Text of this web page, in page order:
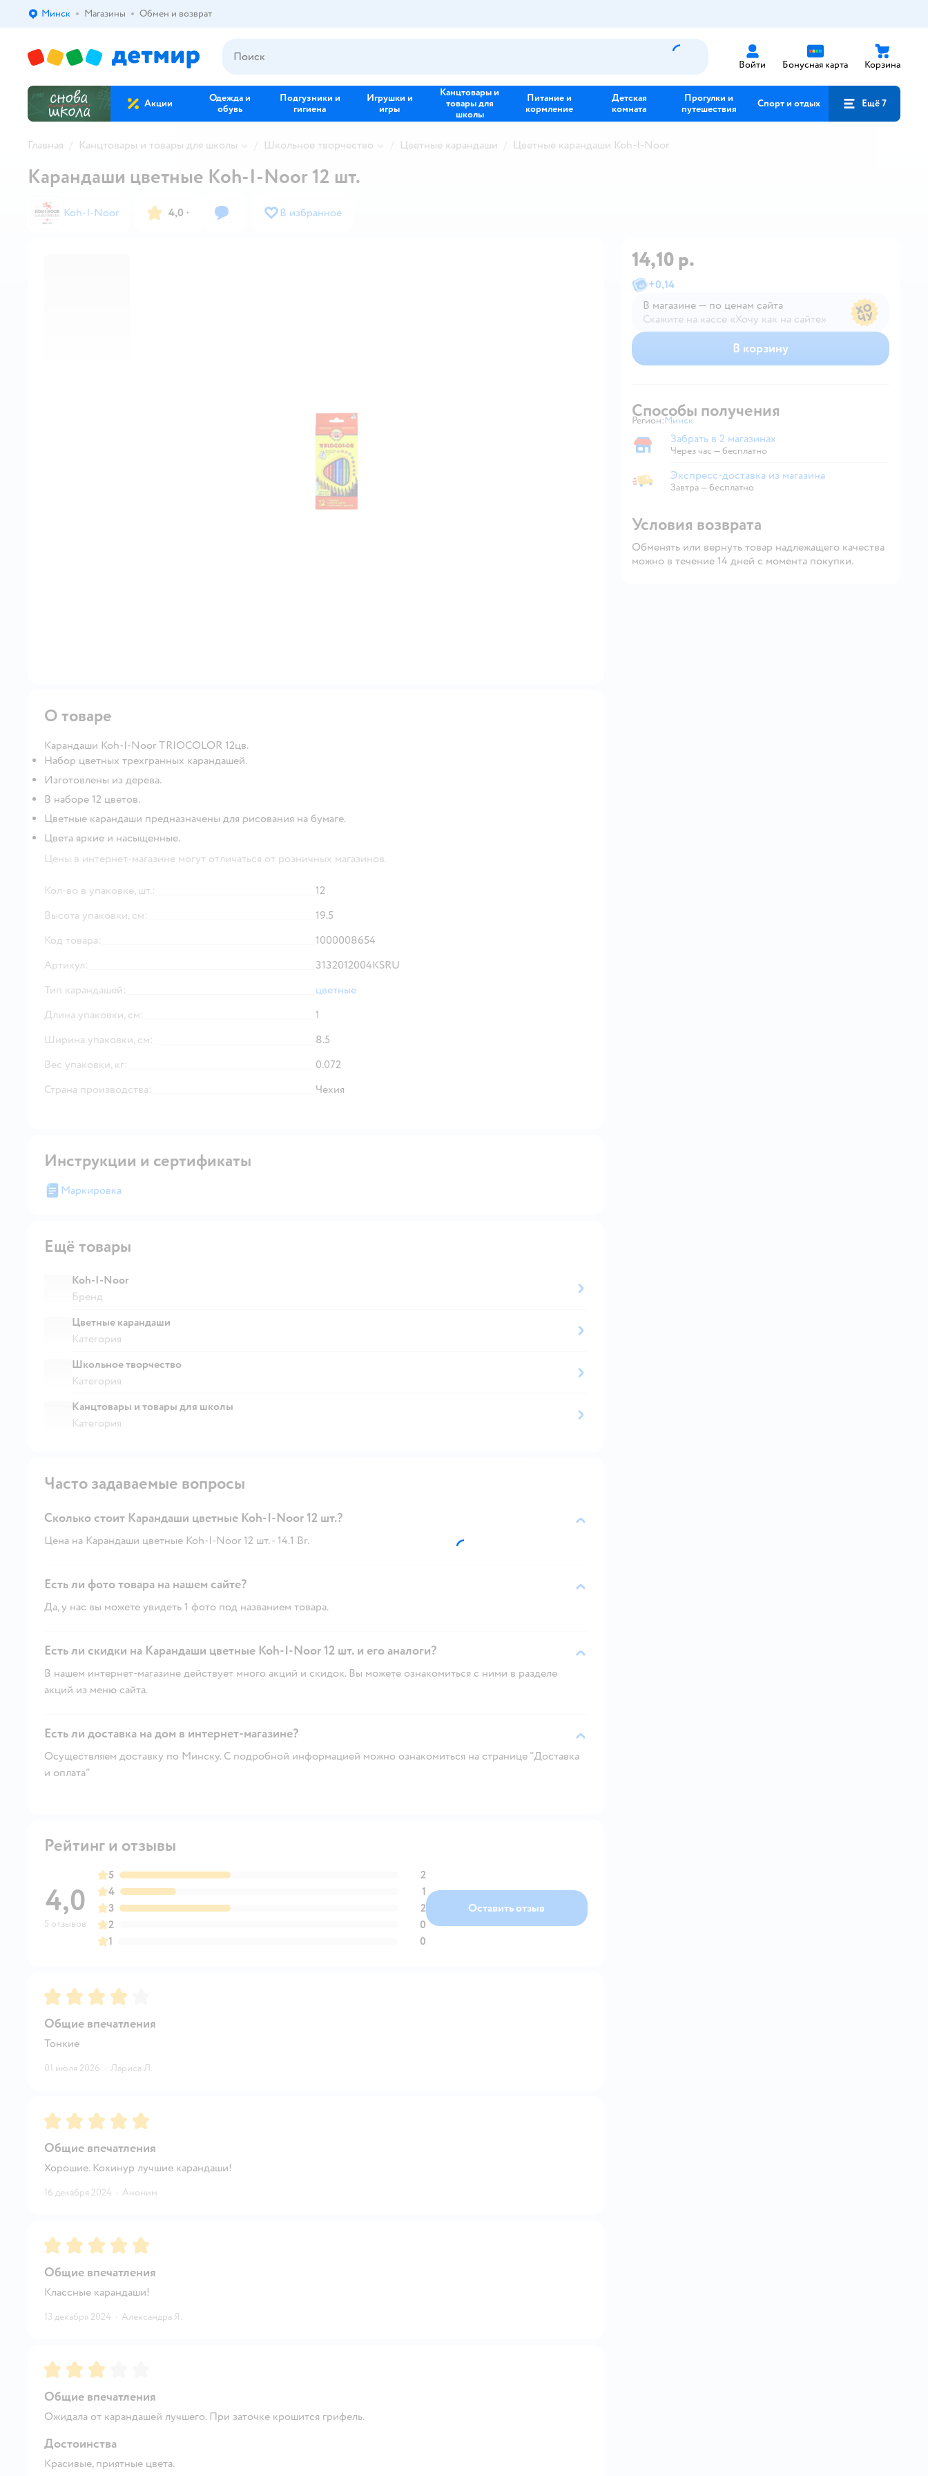
Выбор адреса доставки.
Минск Магазины Обмен и возврат
Войти Бонусная карта Корзина
Акции
Одежда и
обувь
Подгузники и
гигиена
Игрушки и
игры
Канцтовары и
товары для
школы
Питание и
кормление
Детская
комната
Прогулки и
путешествия
Спорт и отдых Ещё 7
Главная Канцтовары и товары для школы Школьное творчество Цветные карандаши Цветные карандаши Koh-I-Noor
Карандаши цветные Koh-I-Noor 12 шт.
Koh-I-Noor 4,0 · В избранное
14,10 р.
+0,14
В магазине — по ценам сайта
Скажите на кассе «Хочу как на сайте»
В магазине — по ценам сайта
В корзину
Способы получения
Регион: Выбор адреса доставки.
Минск
Забрать в магазине
Забрать в 2 магазинах
Через час — бесплатно
Экспресс-доставка из магазина
Экспресс-доставка из магазина
Завтра—бесплатно
Условия возврата
Обменять или вернуть товар надлежащего качества
можно в течение 14 дней с момента покупки.
О товаре
Карандаши Koh-I-Noor TRIOCOLOR 12цв.
Набор цветных трехгранных карандашей.
Изготовлены из дерева.
В наборе 12 цветов.
Цветные карандаши предназначены для рисования на бумаге.
Цвета яркие и насыщенные.
Цены в интернет-магазине могут отличаться от розничных магазинов.
Кол-во в упаковке, шт.:
12
Высота упаковки, см:
19.5
Код товара:
1000008654
Артикул:
3132012004KSRU
Тип карандашей:
цветные
Длина упаковки, см:
1
Ширина упаковки, см:
8.5
Вес упаковки, кг:
0.072
Страна производства:
Чехия
Инструкции и сертификаты
Маркировка
Ещё товары
Koh-I-Noor
Бренд
Цветные карандаши
Категория
Школьное творчество
Категория
Канцтовары и товары для школы
Категория
Часто задаваемые вопросы
Сколько стоит Карандаши цветные Koh-I-Noor 12 шт.?
Цена на Карандаши цветные Koh-I-Noor 12 шт. - 14.1 Br.
Есть ли фото товара на нашем сайте?
Да, у нас вы можете увидеть 1 фото под названием товара.
Есть ли скидки на Карандаши цветные Koh-I-Noor 12 шт. и его аналоги?
В нашем интернет-магазине действует много акций и скидок. Вы можете ознакомиться с ними в разделе
акций из меню сайта.
Есть ли доставка на дом в интернет-магазине?
Осуществляем доставку по Минску. С подробной информацией можно ознакомиться на странице "Доставка
и оплата"
Рейтинг и отзывы
4,0
5 отзывов
5
2
4
1
3
2
2
0
1
0
Оставить отзыв
Рейтинг:4
Общие впечатления
Тонкие
01 июля 2026 · Лариса Л.
Рейтинг:5
Общие впечатления
Хорошие. Кохинур лучшие карандаши!
16 декабря 2024 · Аноним
Рейтинг:5
Общие впечатления
Классные карандаши!
13 декабря 2024 · Александра Я.
Рейтинг:3
Общие впечатления
Ожидала от карандашей лучшего. При заточке крошится грифель.
Достоинства
Красивые, приятные цвета.